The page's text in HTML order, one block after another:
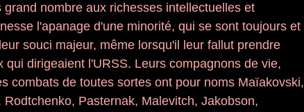
nombre aux richesses intellectuelles et
l'apanage d'une minorité, qui se sont toujours et
souci majeur, même lorsqu'il leur fallut prendre
diri­geaient l'URSS. Leurs compagnons de vie,
combats de toutes sortes ont pour noms Maïakovski,
Pasternak, Malevitch, Jakobson,